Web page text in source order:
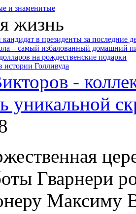
и знаменитые
жизнь
в президенты за последние
– самый избалованный домашний
на рождественские подарки
Голливуда
-
уникальной
Гварнери
Максиму